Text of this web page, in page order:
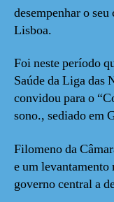
desempenhar o
Lisboa.
Foi neste período
Saúde da Liga das
convidou para o
sono., sediado em
Filomeno da
e um
governo central a